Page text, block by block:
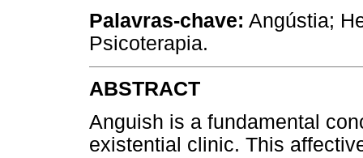
Palavras-chave: Angústia;
Psicoterapia.
ABSTRACT
Anguish is a fundamental
existential clinic. This